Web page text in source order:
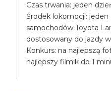
Czas trwania: jeden
Środek lokomocji:
samochodów Toyota
dostosowany do jazdy
Konkurs: na najlepszą
najlepszy filmik do 1